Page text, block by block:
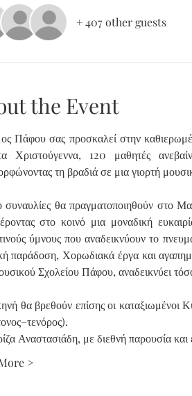
+ 407 other guests
the Event
Πάφου σας προσκαλεί στην
Χριστούγεννα, 120 μαθητές
τη βραδιά σε μια γιορτή
συναυλίες θα πραγματοποιηθούν στο
στο κοινό μια μοναδική
ύμνους που αναδεικνύουν το
παράδοση, Χορωδιακά έργα και
Σχολείου Πάφου, αναδεικνύει
θα βρεθούν επίσης οι καταξιωμένοι
Αναστασιάδη, με διεθνή παρουσία και
>